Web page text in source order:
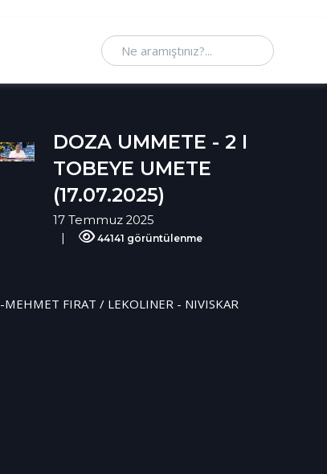
Ne aramıştınız
DOZA UMMETE - 2 I
TOBEYE UMETE
(17.07.2025)
17 Temmuz 2025
44141 görüntülenme
-MEHMET FIRAT / LEKOLINER - NIVISKAR